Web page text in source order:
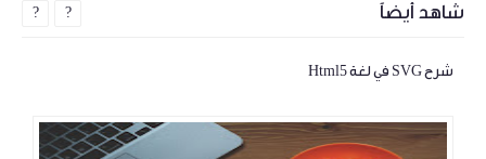
شاهد أيضاً
شرح SVG في لغة Html5
? ?